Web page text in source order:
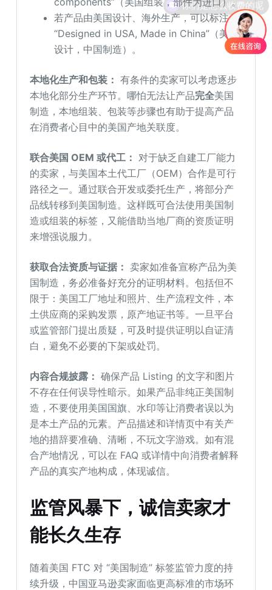
若产品由美国设计、海外生产，可以标注
“Designed in USA, Made in China”（美国
设计，中国制造）。
本地化生产和包装： 有条件的卖家可以考虑逐步
本地化部分生产环节。哪怕无法让产品完全美国
制造，本地组装、包装等步骤也有助于提高产品
在消费者心目中的美国产地关联度。
联合美国 OEM 或代工： 对于缺乏自建工厂能力
的卖家，与美国本土代工厂（OEM）合作是可行
路径之一。通过联合开发或委托生产，将部分产
品线转移到美国制造。这样既可合法使用美国制
造或组装的标签，又能借助当地厂商的资质证明
来增强说服力。
获取合法资质与证据： 卖家如准备宣称产品为美
国制造，务必准备好充分的证明材料。包括但不
限于：美国工厂地址和照片、生产流程文件，本
土供应商的采购发票，原产地证书等。一旦平台
或监管部门提出质疑，可及时提供证明以自证清
白，避免不必要的下架或处罚。
内容合规披露： 确保产品 Listing 的文字和图片
不存在任何误导性暗示。如果产品非纯正美国制
造，不要使用美国国旗、水印等让消费者误以为
是本土产品的元素。产品描述和详情页中有关产
地的措辞要准确、清晰，不玩文字游戏。如有混
合产地情况，可以在 FAQ 或详情中向消费者解释
产品的真实产地构成，体现诚信。
监管风暴下，诚信卖家才
能长久生存
随着美国 FTC 对 “美国制造” 标签监管力度的持
续升级，中国亚马逊卖家面临更高标准的市场环